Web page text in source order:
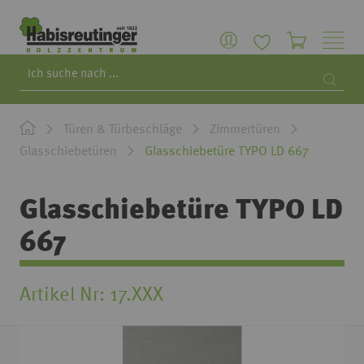
Türen & Türbeschläge
Zimmertüren
Glasschiebetüren
Glasschiebetüre TYPO LD 667
Glasschiebetüre TYPO LD
667
Artikel Nr 17.XXX